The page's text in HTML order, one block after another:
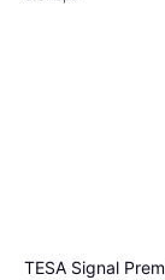
TESA Signal